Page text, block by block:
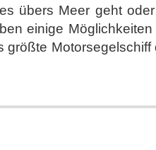
übers Meer geht
einige
größte